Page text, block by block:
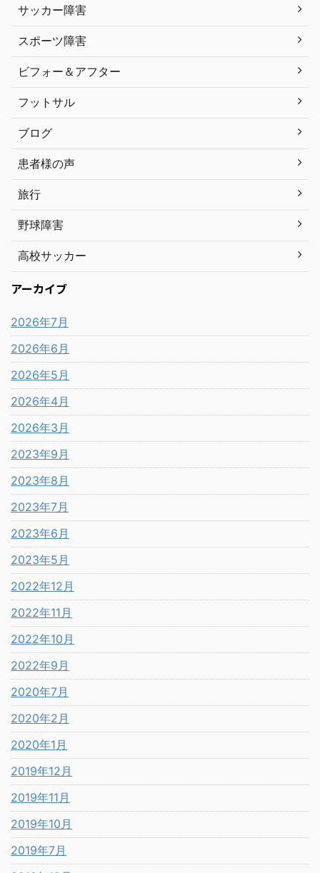
サッカー障害
スポーツ障害
ビフォー＆アフター
フットサル
ブログ
患者様の声
旅行
野球障害
高校サッカー
アーカイブ
2026年7月
2026年6月
2026年5月
2026年4月
2026年3月
2023年9月
2023年8月
2023年7月
2023年6月
2023年5月
2022年12月
2022年11月
2022年10月
2022年9月
2020年7月
2020年2月
2020年1月
2019年12月
2019年11月
2019年10月
2019年7月